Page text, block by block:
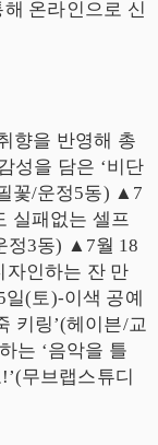
해 온라인으로 신
향을 반영해 총
성을 담은 ‘비단
꽃/운정5동) ▲ 7
실패없는 셀프
정3동) ▲ 7월 18
자인하는 잔 만
일(토)-이색 공예
키링’(헤이븐/교
는 ‘음악을 틀
!’(무브랩스튜디